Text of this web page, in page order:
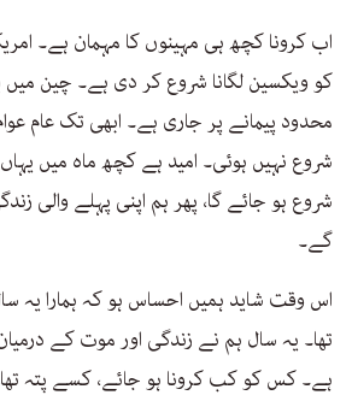
اب کرونا کچھ ہی مہینوں کا مہمان ہے۔
کو ویکسین لگانا شروع کر دی ہے۔ چین
محدود پیمانے پر جاری ہے۔ ابھی تک عام
شروع نہیں ہوئی۔ امید ہے کچھ ماہ میں
شروع ہو جائے گا، پھر ہم اپنی پہلے والی
گے۔
اس وقت شاید ہمیں احساس ہو کہ ہمارا یہ
تھا۔ یہ سال ہم نے زندگی اور موت کے
ہے۔ کس کو کب کرونا ہو جائے، کسے پتہ